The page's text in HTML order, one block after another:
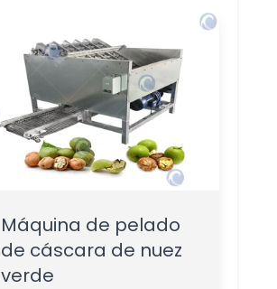
Máquina de pelado
de cáscara de nuez
verde